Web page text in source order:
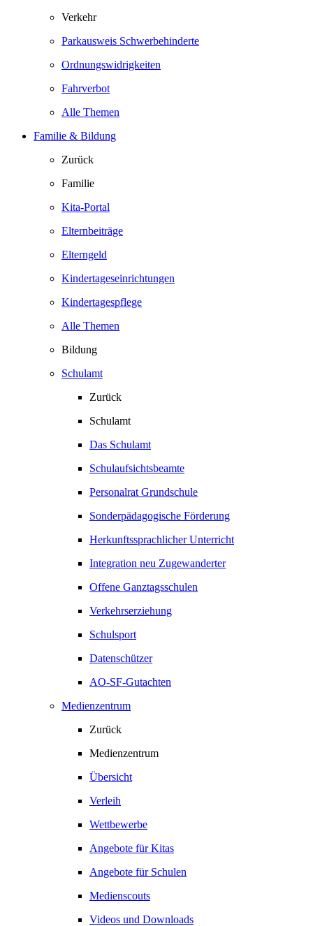
Verkehr
Parkausweis Schwerbehinderte
Ordnungswidrigkeiten
Fahrverbot
Alle Themen
Familie & Bildung
Zurück
Familie
Kita-Portal
Elternbeiträge
Elterngeld
Kindertageseinrichtungen
Kindertagespflege
Alle Themen
Bildung
Schulamt
Zurück
Schulamt
Das Schulamt
Schulaufsichtsbeamte
Personalrat Grundschule
Sonderpädagogische Förderung
Herkunftssprachlicher Unterricht
Integration neu Zugewanderter
Offene Ganztagsschulen
Verkehrserziehung
Schulsport
Datenschützer
AO-SF-Gutachten
Medienzentrum
Zurück
Medienzentrum
Übersicht
Verleih
Wettbewerbe
Angebote für Kitas
Angebote für Schulen
Medienscouts
Videos und Downloads